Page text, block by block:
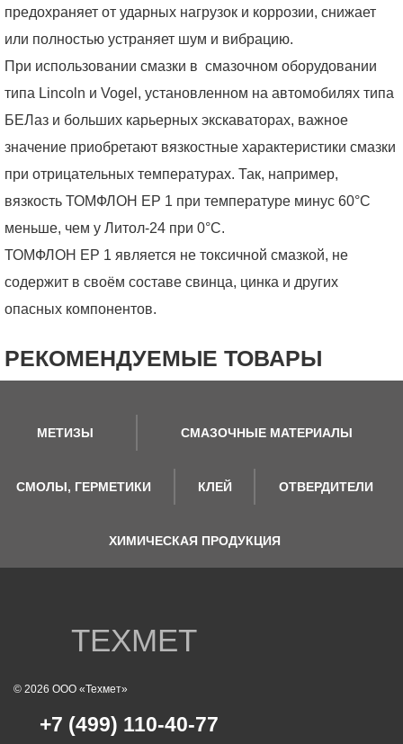
предохраняет от ударных нагрузок и коррозии, снижает
или полностью устраняет шум и вибрацию.
При использовании смазки в смазочном оборудовании
типа Lincoln и Vogel, установленном на автомобилях типа
БЕЛаз и больших карьерных экскаваторах, важное
значение приобретают вязкостные характеристики смазки
при отрицательных температурах. Так, например,
вязкость ТОМФЛОН ЕР 1 при температуре минус 60°С
меньше, чем у Литол-24 при 0°С.
ТОМФЛОН ЕР 1 является не токсичной смазкой, не
содержит в своём составе свинца, цинка и других
опасных компонентов.
РЕКОМЕНДУЕМЫЕ ТОВАРЫ
МЕТИЗЫ СМАЗОЧНЫЕ МАТЕРИАЛЫ
СМОЛЫ, ГЕРМЕТИКИ КЛЕЙ ОТВЕРДИТЕЛИ
ХИМИЧЕСКАЯ ПРОДУКЦИЯ
ТЕХМЕТ
© 2026 ООО «Техмет»
+7 (499) 110-40-77